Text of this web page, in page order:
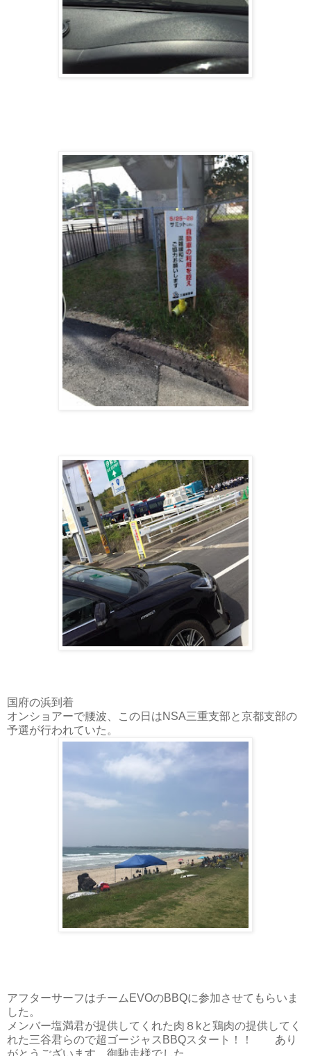
国府の浜到着
オンショアーで腰波、この日はNSA三重支部と京都支部の
予選が行われていた。
アフターサーフはチームEVOのBBQに参加させてもらいま
した。
メンバー塩満君が提供してくれた肉８kと鶏肉の提供してく
れた三谷君らので超ゴージャスBBQスタート！！ あり